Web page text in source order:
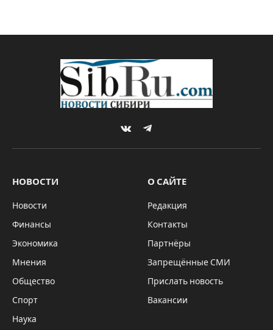
VKontakteTelegram
НОВОСТИ
Новости
Финансы
Экономика
Мнения
Общество
Спорт
Наука
О САЙТЕ
Редакция
Контакты
Партнёры
Запрещённые СМИ
Прислать новость
Вакансии